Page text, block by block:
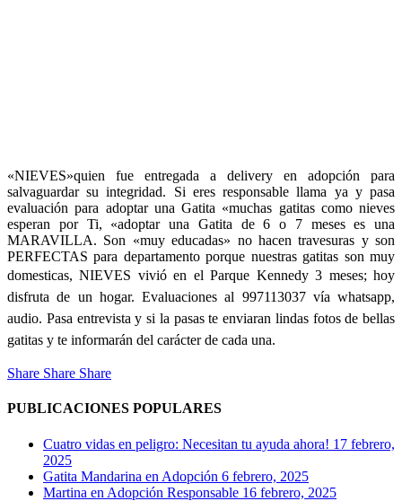
«NIEVES»quien fue entregada a delivery en adopción para
salvaguardar su integridad. Si eres responsable llama ya y pasa
evaluación para adoptar una Gatita «muchas gatitas como nieves
esperan por Ti, «adoptar una Gatita de 6 o 7 meses es una
MARAVILLA. Son «muy educadas» no hacen travesuras y son
PERFECTAS para departamento porque nuestras gatitas son muy
domesticas, NIEVES vivió en el Parque Kennedy 3 meses; hoy
disfruta de un hogar. Evaluaciones al 997113037 vía whatsapp,
audio. Pasa entrevista y si la pasas te enviaran lindas fotos de bellas
gatitas y te informarán del carácter de cada una.
Share Share Share
PUBLICACIONES POPULARES
Cuatro vidas en peligro: Necesitan tu ayuda ahora! 17 febrero,
2025
Gatita Mandarina en Adopción 6 febrero, 2025
Martina en Adopción Responsable 16 febrero, 2025